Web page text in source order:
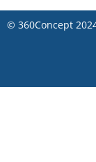
© 360Concept